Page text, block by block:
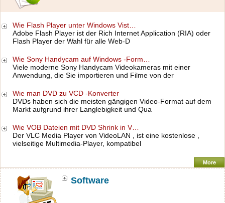
Wie Flash Player unter Windows Vist…
Adobe Flash Player ist der Rich Internet Application (RIA) oder
Flash Player der Wahl für alle Web-D
Wie Sony Handycam auf Windows -Form…
Viele moderne Sony Handycam Videokameras mit einer
Anwendung, die Sie importieren und Filme von der
Wie man DVD zu VCD -Konverter
DVDs haben sich die meisten gängigen Video-Format auf dem
Markt aufgrund ihrer Langlebigkeit und Qua
Wie VOB Dateien mit DVD Shrink in V…
Der VLC Media Player von VideoLAN , ist eine kostenlose ,
vielseitige Multimedia-Player, kompatibel
More
Software